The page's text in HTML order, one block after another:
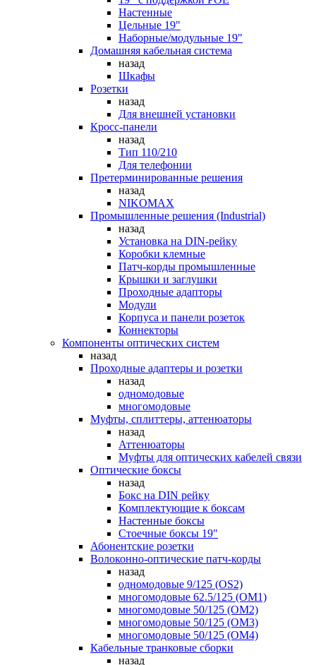
Настенные
Цельные 19"
Наборные/модульные 19"
Домашняя кабельная система
назад
Шкафы
Розетки
назад
Для внешней установки
Кросс-панели
назад
Тип 110/210
Для телефонии
Претерминированные решения
назад
NIKOMAX
Промышленные решения (Industrial)
назад
Установка на DIN-рейку
Коробки клемные
Патч-корды промышленные
Крышки и заглушки
Проходные адапторы
Модули
Корпуса и панели розеток
Коннекторы
Компоненты оптических систем
назад
Проходные адаптеры и розетки
назад
одномодовые
многомодовые
Муфты, сплиттеры, аттенюаторы
назад
Аттенюаторы
Муфты для оптических кабелей связи
Оптические боксы
назад
Бокс на DIN рейку
Комплектующие к боксам
Настенные боксы
Стоечные боксы 19"
Абонентские розетки
Волоконно-оптические патч-корды
назад
одномодовые 9/125 (OS2)
многомодовые 62.5/125 (OM1)
многомодовые 50/125 (OM2)
многомодовые 50/125 (OM3)
многомодовые 50/125 (OM4)
Кабельные транковые сборки
назад